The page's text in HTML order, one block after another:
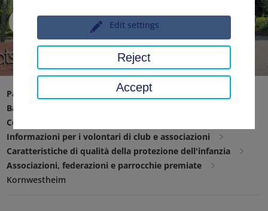
Sucheingabe
Pagina iniziale
Affari sociali, giovani, famiglia
Bambini e adolescenti
Coordinamento della protezione dell'infanzia
Informazioni per i volontari di club e associazioni
Caratteristiche di qualità della protezione dell'infanzia
Associazioni, federazioni e parrocchie premiate
Kornwestheim
Edit settings
Reject
Accept